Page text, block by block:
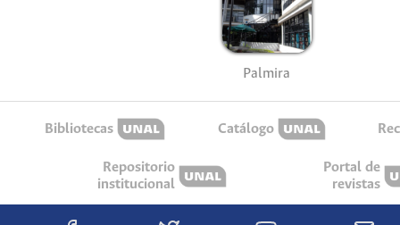
Palmira
Bibliotecas Catálogo
Repositorio
institucional
Portal de
revistas